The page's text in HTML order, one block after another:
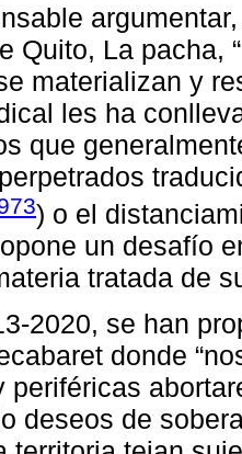
Quito, La pacha,
materializan y
les ha
que
) o el
un desafío
tratada de
2020, se han
donde
periféricas
deseos de